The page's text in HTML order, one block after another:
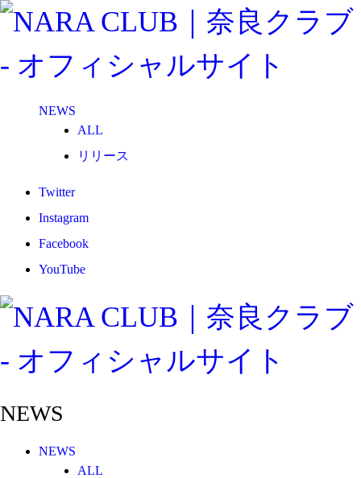
NEWS
ALL
リリース
ホームタウン
その他
ソシオス
Twitter
Instagram
Facebook
YouTube
NEWS
NEWS
ALL